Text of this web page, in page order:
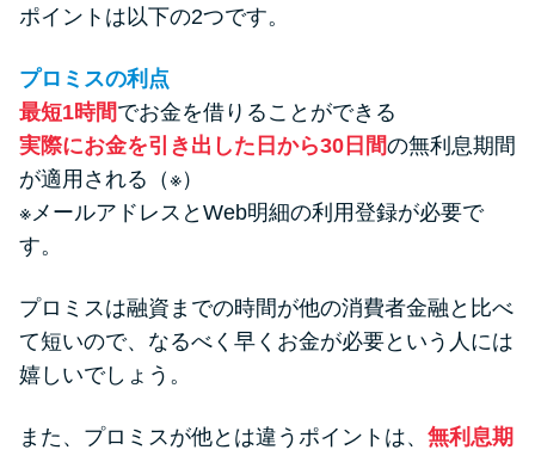
ポイントは以下の2つです。
プロミスの利点
最短1時間でお金を借りることができる
実際にお金を引き出した日から30日間の無利息期間
が適用される（※）
※メールアドレスとWeb明細の利用登録が必要で
す。
プロミスは融資までの時間が他の消費者金融と比べ
て短いので、なるべく早くお金が必要という人には
嬉しいでしょう。
また、プロミスが他とは違うポイントは、 無利息期